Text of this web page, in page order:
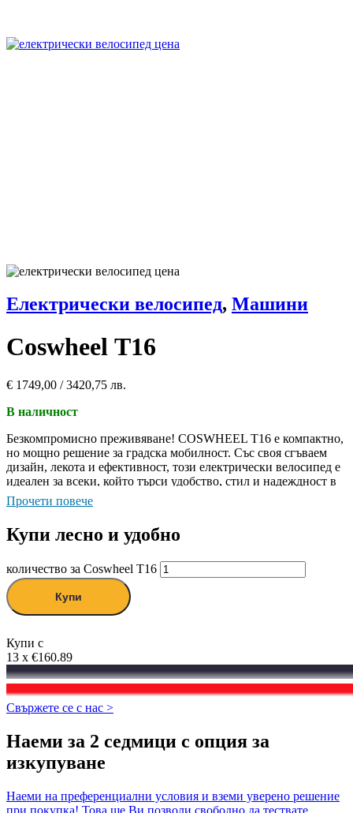
Електрически велосипед, Машини
Coswheel Т16
€ 1749,00 / 3420,75 лв.
В наличност
Безкомпромисно преживяване! COSWHEEL T16 е компактно,
но мощно решение за градска мобилност. Със своя сгъваем
дизайн, лекота и ефективност, този електрически велосипед е
идеален за всеки, който търси удобство, стил и надеждност в
едно. Независимо дали сте на път за работа или просто се
наслаждавате на разходка,
Прочети повече
Купи лесно и удобно
количество за Coswheel Т16
Купи
Купи с
13 x €160.89
Гаранция за най-добра цена
Свържете се с нас >
Наеми за 2 седмици с опция за
изкупуване
Наеми на преференциални условия и вземи уверено решение
при покупка! Това ще Ви позволи свободно да тествате